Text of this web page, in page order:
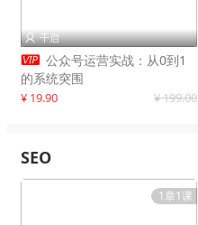
 千启
 公众号运营实战：从0到1
的系统突围
¥ 19.90 ¥ 199.00
SEO
1章1课